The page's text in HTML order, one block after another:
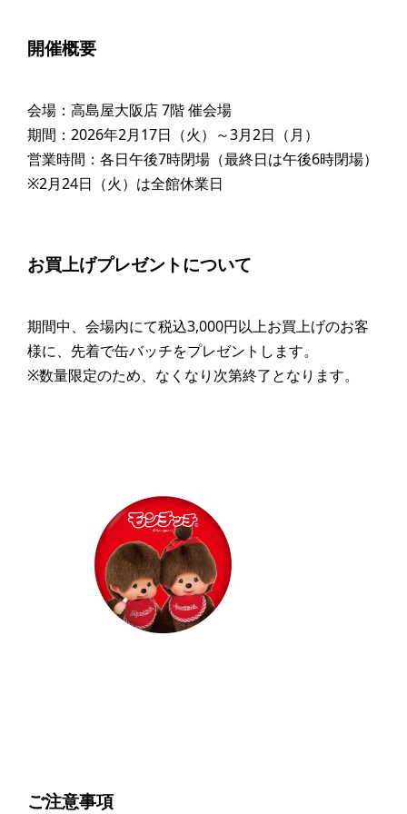
開催概要
会場：高島屋大阪店 7階 催会場
期間：2026年2月17日（火）～3月2日（月）
営業時間：各日午後7時閉場（最終日は午後6時閉場）
※2月24日（火）は全館休業日
お買上げプレゼントについて
期間中、会場内にて税込3,000円以上お買上げのお客
様に、先着で缶バッチをプレゼントします。
※数量限定のため、なくなり次第終了となります。
ご注意事項